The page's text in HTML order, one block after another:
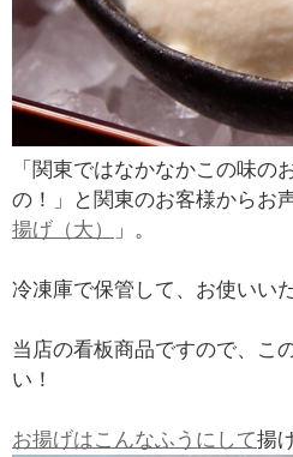
「関東ではなかなかこの味の
の！」と関東のお客様からお
揚げ（大）
」。
冷凍庫で保管して、お使いい
当店の看板商品ですので、こ
い！
お揚げはこんなふうにして揚